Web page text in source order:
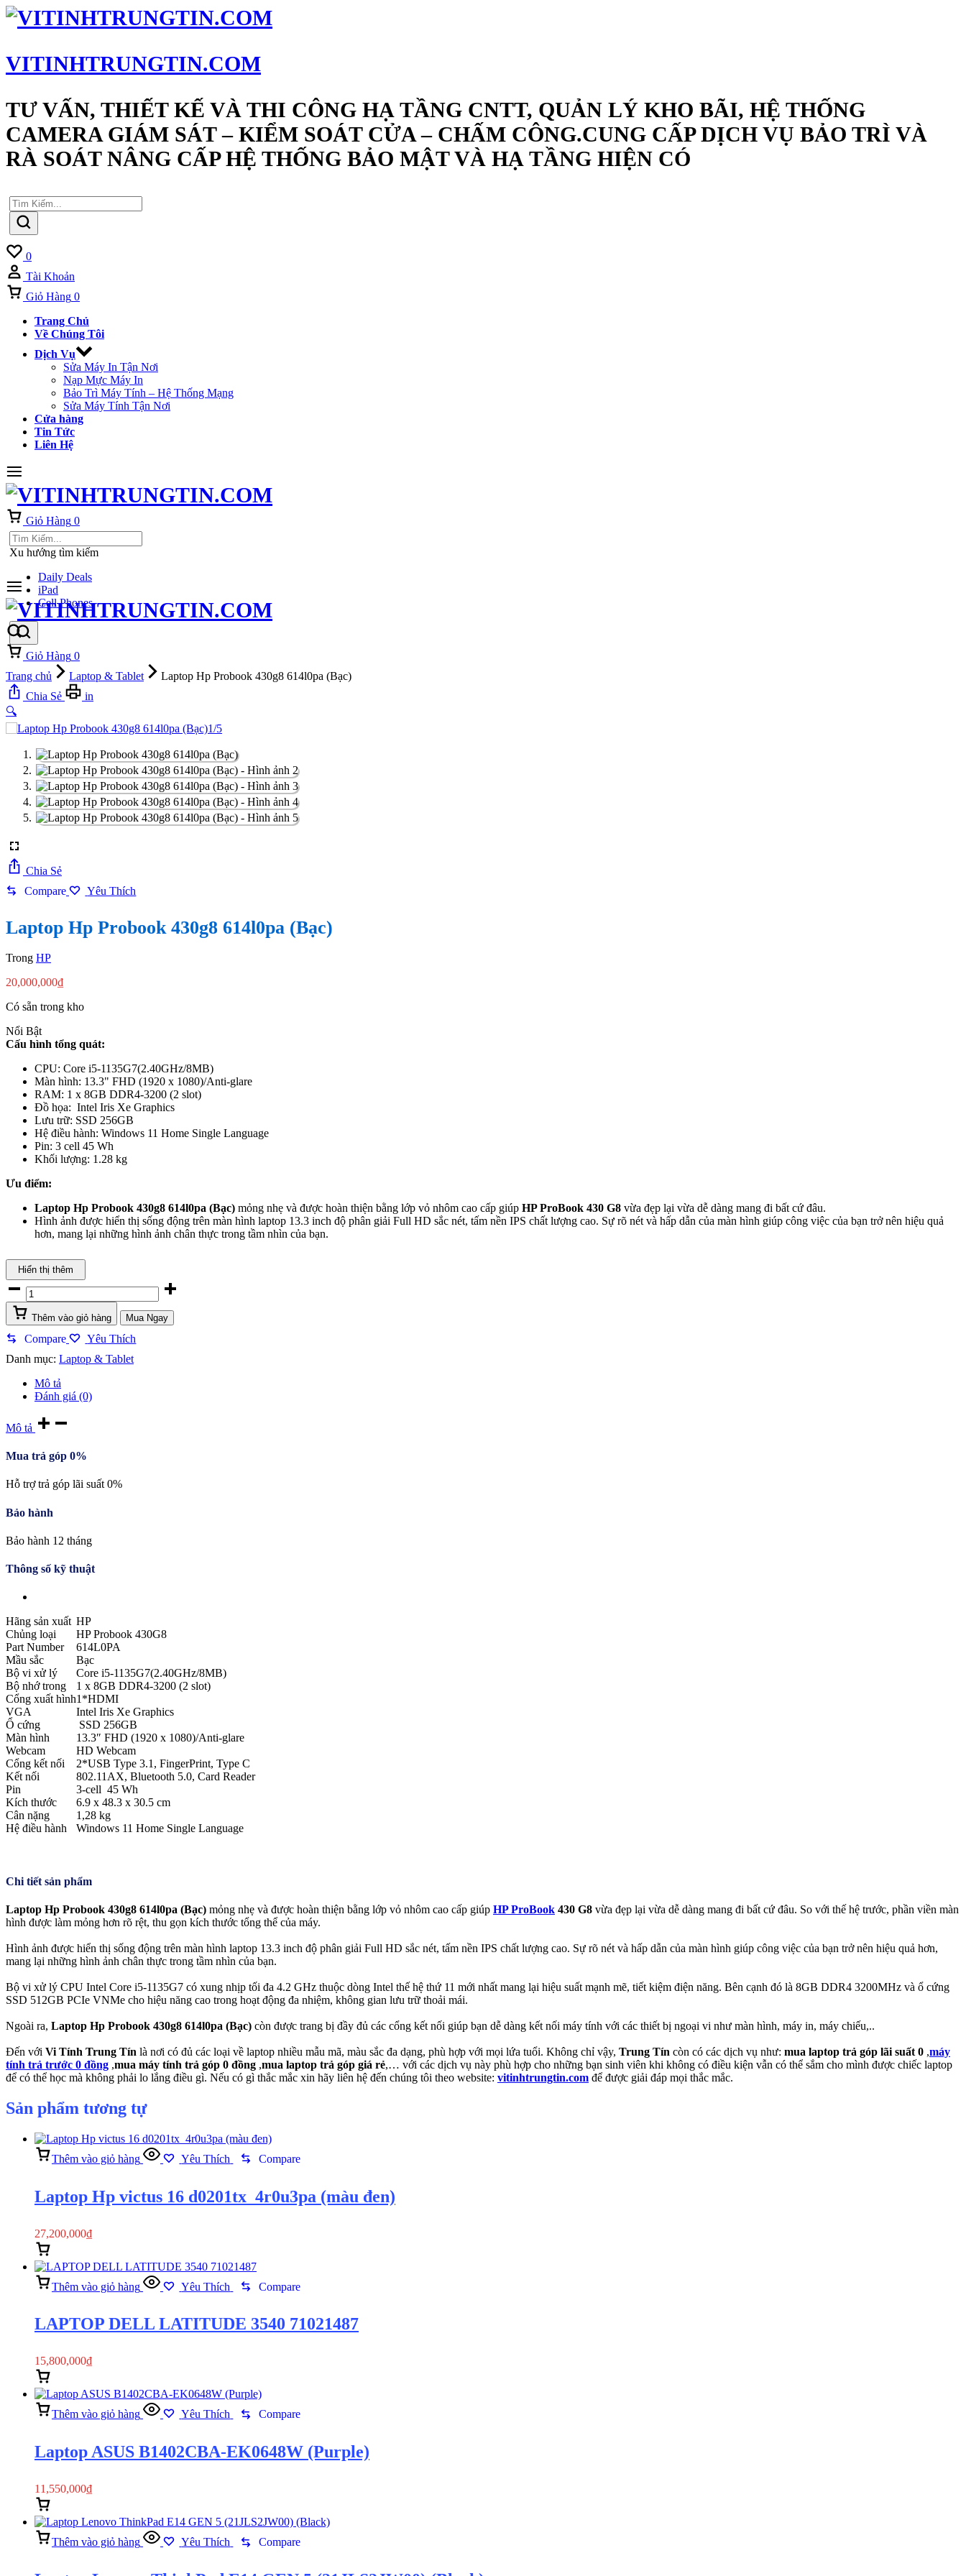
VITINHTRUNGTIN.COM
TƯ VẤN, THIẾT KẾ VÀ THI CÔNG HẠ TẦNG CNTT, QUẢN LÝ KHO BÃI, HỆ THỐNG
CAMERA GIÁM SÁT – KIỂM SOÁT CỬA – CHẤM CÔNG.CUNG CẤP DỊCH VỤ BẢO TRÌ VÀ
RÀ SOÁT NÂNG CẤP HỆ THỐNG BẢO MẬT VÀ HẠ TẦNG HIỆN CÓ
Thích
0
Tài Khoản
Giỏ Hàng 0
Trang Chủ
Về Chúng Tôi
Dịch Vụ
Sửa Máy In Tận Nơi
Nạp Mực Máy In
Bảo Trì Máy Tính – Hệ Thống Mạng
Sửa Máy Tính Tận Nơi
Cửa hàng
Tin Tức
Liên Hệ
Giỏ Hàng 0
Xu hướng tìm kiếm
Daily Deals
iPad
Cell Phones
Giỏ Hàng 0
Trang chủ
Laptop & Tablet
Laptop Hp Probook 430g8 614l0pa (Bạc)
Chia Sẻ
in
🔍
1/5
Chia Sẻ
Compare
Yêu Thích
Laptop Hp Probook 430g8 614l0pa (Bạc)
Trong HP
20,000,000₫
Có sẵn trong kho
Nổi Bật
Cấu hình tổng quát:
CPU: Core i5-1135G7(2.40GHz/8MB)
Màn hình: 13.3" FHD (1920 x 1080)/Anti-glare
RAM: 1 x 8GB DDR4-3200 (2 slot)
Đồ họa: Intel Iris Xe Graphics
Lưu trữ: SSD 256GB
Hệ điều hành: Windows 11 Home Single Language
Pin: 3 cell 45 Wh
Khối lượng: 1.28 kg
Ưu điểm:
Laptop Hp Probook 430g8 614l0pa (Bạc) mỏng nhẹ và được hoàn thiện bằng lớp vỏ nhôm cao cấp giúp HP ProBook 430 G8 vừa đẹp lại vừa dễ dàng mang đi bất cứ đâu.
Hình ảnh được hiển thị sống động trên màn hình laptop 13.3 inch độ phân giải Full HD sắc nét, tấm nền IPS chất lượng cao. Sự rõ nét và hấp dẫn của màn hình giúp công việc của bạn trở nên hiệu quả
hơn, mang lại những hình ảnh chân thực trong tầm nhìn của bạn.
Hiển thị thêm
Laptop
Hp
Probook
430g8
614l0pa
quantity
Thêm vào giỏ hàng Mua Ngay
Compare
Yêu Thích
Danh mục: Laptop & Tablet
Mô tả
Đánh giá (0)
Mô tả
Mua trả góp 0%
Hỗ trợ trả góp lãi suất 0%
Bảo hành
Bảo hành 12 tháng
Thông số kỹ thuật
Hãng sản xuất HP
Chủng loại
HP Probook 430G8
Part Number
614L0PA
Mầu sắc
Bạc
Bộ vi xử lý
Core i5-1135G7(2.40GHz/8MB)
Bộ nhớ trong
1 x 8GB DDR4-3200 (2 slot)
Cổng xuất hình1*HDMI
VGA
Intel Iris Xe Graphics
Ổ cứng
SSD 256GB
Màn hình
13.3″ FHD (1920 x 1080)/Anti-glare
Webcam
HD Webcam
Cổng kết nối
2*USB Type 3.1, FingerPrint, Type C
Kết nối
802.11AX, Bluetooth 5.0, Card Reader
Pin
3-cell 45 Wh
Kích thước
6.9 x 48.3 x 30.5 cm
Cân nặng
1,28 kg
Hệ điều hành
Windows 11 Home Single Language
Chi tiết sản phẩm
Laptop Hp Probook 430g8 614l0pa (Bạc) mỏng nhẹ và được hoàn thiện bằng lớp vỏ nhôm cao cấp giúp HP ProBook 430 G8 vừa đẹp lại vừa dễ dàng mang đi bất cứ đâu. So với thế hệ trước, phần viền màn
hình được làm mỏng hơn rõ rệt, thu gọn kích thước tổng thể của máy.
Hình ảnh được hiển thị sống động trên màn hình laptop 13.3 inch độ phân giải Full HD sắc nét, tấm nền IPS chất lượng cao. Sự rõ nét và hấp dẫn của màn hình giúp công việc của bạn trở nên hiệu quả hơn,
mang lại những hình ảnh chân thực trong tầm nhìn của bạn.
Bộ vi xử lý CPU Intel Core i5-1135G7 có xung nhịp tối đa 4.2 GHz thuộc dòng Intel thế hệ thứ 11 mới nhất mang lại hiệu suất mạnh mẽ, tiết kiệm điện năng. Bên cạnh đó là 8GB DDR4 3200MHz và ổ cứng
SSD 512GB PCIe VNMe cho hiệu năng cao trong hoạt động đa nhiệm, không gian lưu trữ thoải mái.
Ngoài ra, Laptop Hp Probook 430g8 614l0pa (Bạc) còn được trang bị đầy đủ các cổng kết nối giúp bạn dễ dàng kết nối máy tính với các thiết bị ngoại vi như màn hình, máy in, máy chiếu,..
Đến với Vi Tính Trung Tín là nơi có đủ các loại về laptop nhiều mẫu mã, màu sắc đa dạng, phù hợp với mọi lứa tuổi. Không chỉ vậy, Trung Tín còn có các dịch vụ như: mua laptop trả góp lãi suất 0 ,máy
tính trả trước 0 đồng ,mua máy tính trả góp 0 đồng ,mua laptop trả góp giá rẻ,… với các dịch vụ này phù hợp cho những bạn sinh viên khi không có điều kiện vẫn có thể sắm cho mình được chiếc laptop
để có thể học mà không phải lo lắng điều gì. Nếu có gì thắc mắc xin hãy liên hệ đến chúng tôi theo website: vitinhtrungtin.com để được giải đáp mọi thắc mắc.
Sản phẩm tương tự
Thêm vào giỏ hàng Yêu Thích Compare
Laptop Hp victus 16 d0201tx_4r0u3pa (màu đen)
27,200,000₫
Thêm vào giỏ hàng Yêu Thích Compare
LAPTOP DELL LATITUDE 3540 71021487
15,800,000₫
Thêm vào giỏ hàng Yêu Thích Compare
Laptop ASUS B1402CBA-EK0648W (Purple)
11,550,000₫
Thêm vào giỏ hàng Yêu Thích Compare